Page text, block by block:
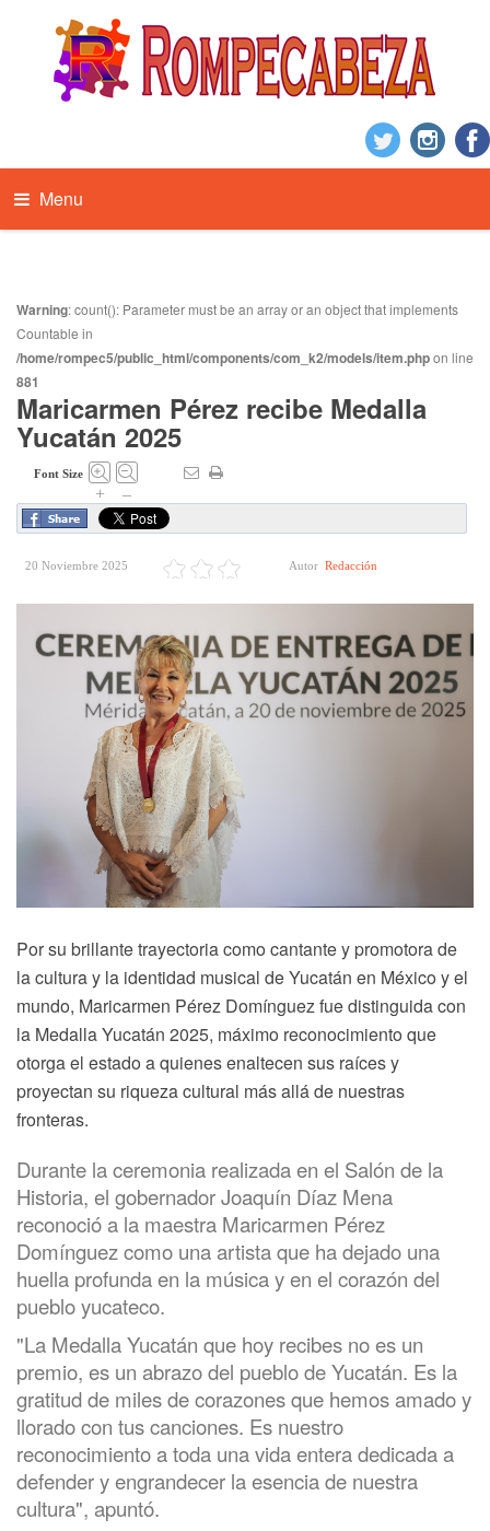
Menu
Warning: count(): Parameter must be an array or an object that implements
Countable in
/home/rompec5/public_html/components/com_k2/models/item.phpon line
881
Maricarmen Pérez recibe Medalla
Yucatán 2025
Font Size
+ –
20 Noviembre 2025 Autor Redacción
Por su brillante trayectoria como cantante y promotora de
la cultura y la identidad musical de Yucatán en México y el
mundo, Maricarmen Pérez Domínguez fue distinguida con
la Medalla Yucatán 2025, máximo reconocimiento que
otorga el estado a quienes enaltecen sus raíces y
proyectan su riqueza cultural más allá de nuestras
fronteras.
Durante la ceremonia realizada en el Salón de la
Historia, el gobernador Joaquín Díaz Mena
reconoció a la maestra Maricarmen Pérez
Domínguez como una artista que ha dejado una
huella profunda en la música y en el corazón del
pueblo yucateco.
"La Medalla Yucatán que hoy recibes no es un
premio, es un abrazo del pueblo de Yucatán. Es la
gratitud de miles de corazones que hemos amado y
llorado con tus canciones. Es nuestro
reconocimiento a toda una vida entera dedicada a
defender y engrandecer la esencia de nuestra
cultura", apuntó.